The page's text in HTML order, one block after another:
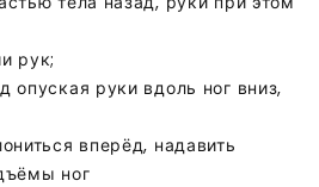
рук;
опуская руки вдоль ног вниз,
вперёд, надавить
ног